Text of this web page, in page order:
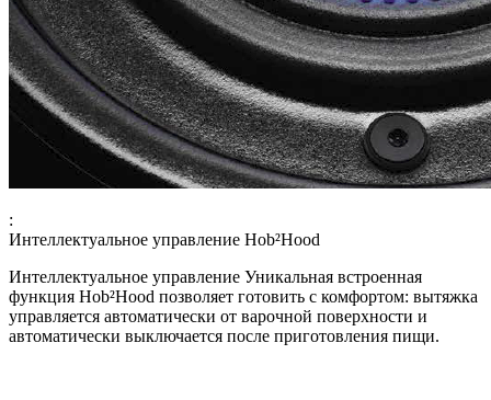
:
Интеллектуальное управление Hob²Hood
Интеллектуальное управление Уникальная встроенная
функция Hob²Hood позволяет готовить с комфортом: вытяжка
управляется автоматически от варочной поверхности и
автоматически выключается после приготовления пищи.